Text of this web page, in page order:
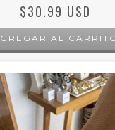
$30.99 USD